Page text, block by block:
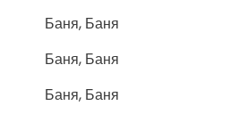
Баня, Баня
Баня, Баня
Баня, Баня